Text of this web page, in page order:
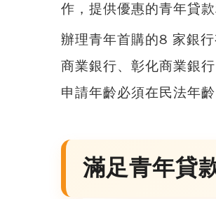
作， 提供優惠的青年貸
辦理青年首購的8 家銀
商業銀行、彰化商業銀
申請年齡必須在民法年
滿足青年貸